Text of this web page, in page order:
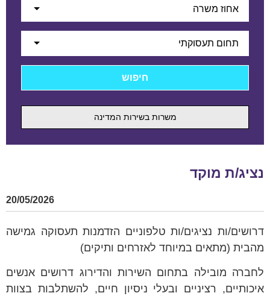
אחוז משרה
תחום תעסוקתי
משרות בשירות המדינה
נציג/ת מוקד
20/05/2026
דרושים/ות נציגים/ות טלפוניים הזדמנות תעסוקה גמישה
מהבית (מתאים במיוחד לאזרחים ותיקים)
לחברה מובילה בתחום השירות והדירוג דרושים אנשים
איכותיים, רציניים ובעלי ניסיון חיים, להשתלבות בצוות